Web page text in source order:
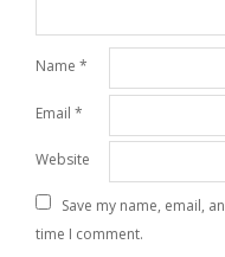
Name *
Email *
Website
Save my name, email,
time I comment.